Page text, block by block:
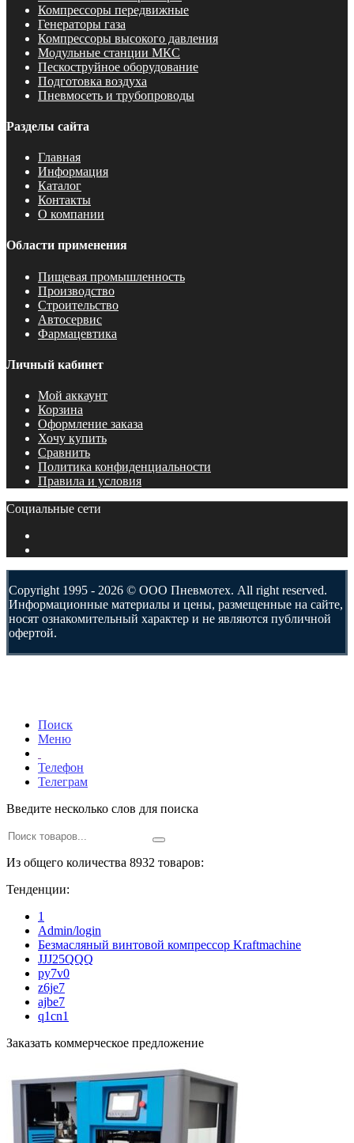
Компрессоры передвижные
Генераторы газа
Компрессоры высокого давления
Модульные станции МКС
Пескоструйное оборудование
Подготовка воздуха
Пневмосеть и трубопроводы
Разделы сайта
Главная
Информация
Каталог
Контакты
О компании
Области применения
Пищевая промышленность
Производство
Строительство
Автосервис
Фармацевтика
Личный кабинет
Мой аккаунт
Корзина
Оформление заказа
Хочу купить
Сравнить
Политика конфиденциальности
Правила и условия
Социальные сети
Copyright 1995 - 2026 © ООО Пневмотех. All right reserved.
Информационные материалы и цены, размещенные на сайте,
носят ознакомительный характер и не являются публичной
офертой.
Поиск
Меню
Телефон
Телеграм
Введите несколько слов для поиска
Из общего количества 8932 товаров:
Тенденции:
1
Admin/login
Безмасляный винтовой компрессор Kraftmaсhine
JJJ25QQQ
py7v0
z6je7
ajbe7
q1cn1
Заказать коммерческое предложение